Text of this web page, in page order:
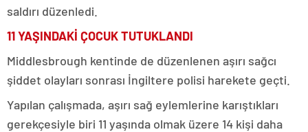
saldırı düzenledi.
11 YAŞINDAKİ ÇOCUK TUTUKLANDI
Middlesbrough kentinde de düzenlenen aşırı sağcı
şiddet olayları sonrası İngiltere polisi harekete geçti.
Yapılan çalışmada, aşırı sağ eylemlerine karıştıkları
gerekçesiyle biri 11 yaşında olmak üzere 14 kişi daha